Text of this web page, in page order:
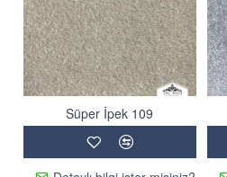
Süper İpek 109